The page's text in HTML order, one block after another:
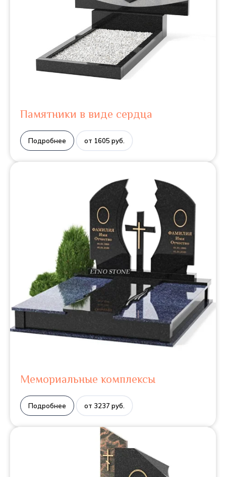
Памятники в виде сердца
Подробнее от 1605 руб.
Мемориальные комплексы
Подробнее от 3237 руб.